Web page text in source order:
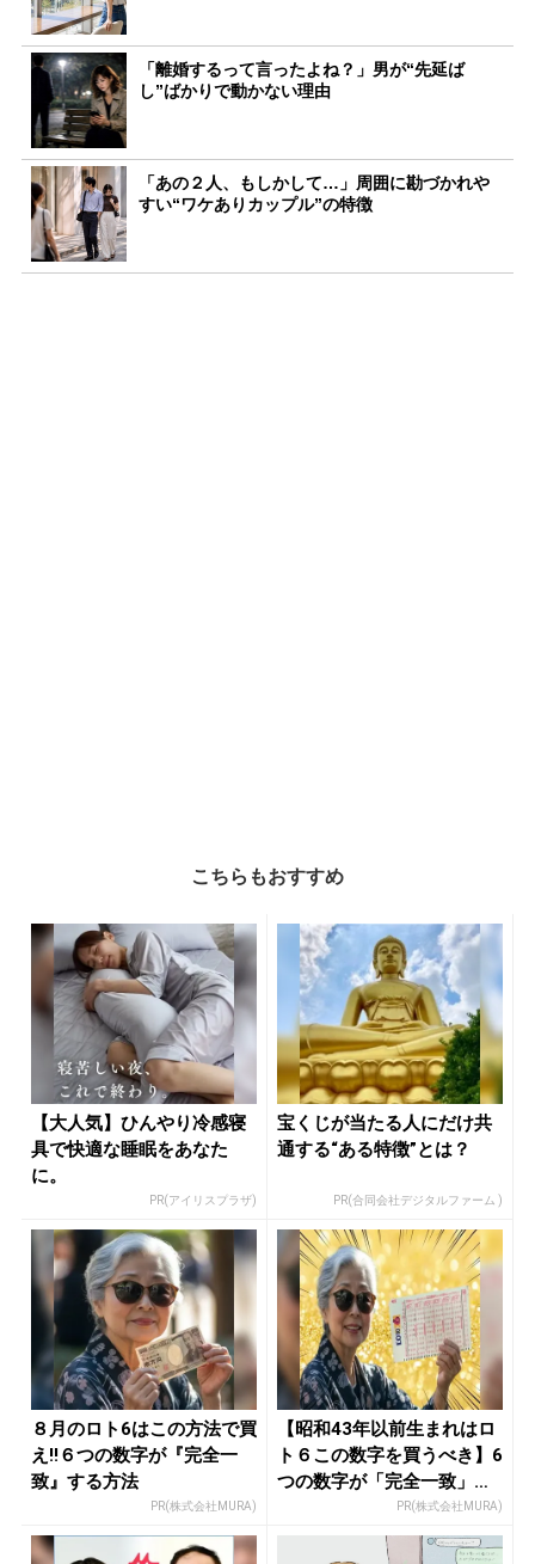
「離婚するって言ったよね？」男が“先延ば
し”ばかりで動かない理由
「あの２人、もしかして…」周囲に勘づかれや
すい“ワケありカップル”の特徴
こちらもおすすめ
【大人気】ひんやり冷感寝
具で快適な睡眠をあなた
に。
PR(アイリスプラザ)
宝くじが当たる人にだけ共
通する“ある特徴”とは？
PR(合同会社デジタルファーム )
８月のロト6はこの方法で買
え!!６つの数字が『完全一
致』する方法
PR(株式会社MURA)
【昭和43年以前生まれはロ
ト６この数字を買うべき】6
つの数字が「完全一致」す
PR(株式会社MURA)